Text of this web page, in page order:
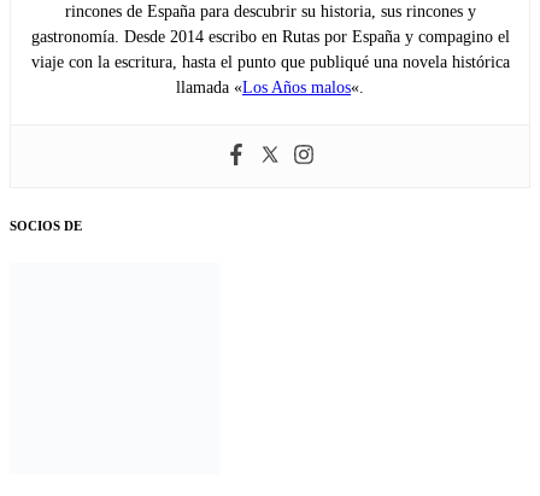
rincones de España para descubrir su historia, sus rincones y
gastronomía. Desde 2014 escribo en Rutas por España y compagino el
viaje con la escritura, hasta el punto que publiqué una novela histórica
llamada «Los Años malos«.
SOCIOS DE